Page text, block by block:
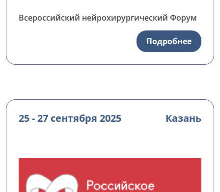
Всероссийский нейрохирургический Форум
Подробнее
25 - 27 сентября 2025 Казань